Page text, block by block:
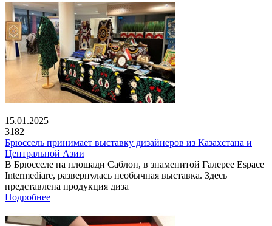
15.01.2025
3182
Брюссель принимает выставку дизайнеров из Казахстана и
Центральной Азии
В Брюсселе на площади Саблон, в знаменитой Галерее Espace
Intermediare, развернулась необычная выставка. Здесь
представлена продукция диза
Подробнее